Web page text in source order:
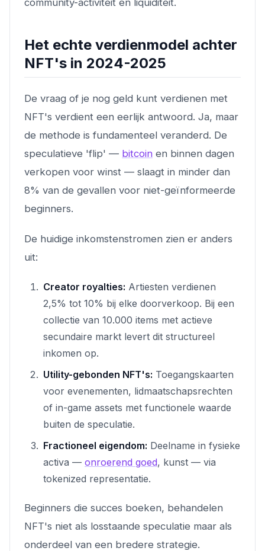
Het echte verdienmodel achter
NFT's in 2024-2025
De vraag of je nog geld kunt verdienen met
NFT's verdient een eerlijk antwoord. Ja, maar
de methode is fundamenteel veranderd. De
speculatieve 'flip' — bitcoin en binnen dagen
verkopen voor winst — slaagt in minder dan
8% van de gevallen voor niet-geïnformeerde
beginners.
De huidige inkomstenstromen zien er anders
uit:
Creator royalties: Artiesten verdienen
2,5% tot 10% bij elke doorverkoop. Bij een
collectie van 10.000 items met actieve
secundaire markt levert dit structureel
inkomen op.
Utility-gebonden NFT's: Toegangskaarten
voor evenementen, lidmaatschapsrechten
of in-game assets met functionele waarde
buiten de speculatie.
Fractioneel eigendom: Deelname in fysieke
activa — onroerend goed, kunst — via
tokenized representatie.
Beginners die succes boeken, behandelen
NFT's niet als losstaande speculatie maar als
onderdeel van een bredere strategie.